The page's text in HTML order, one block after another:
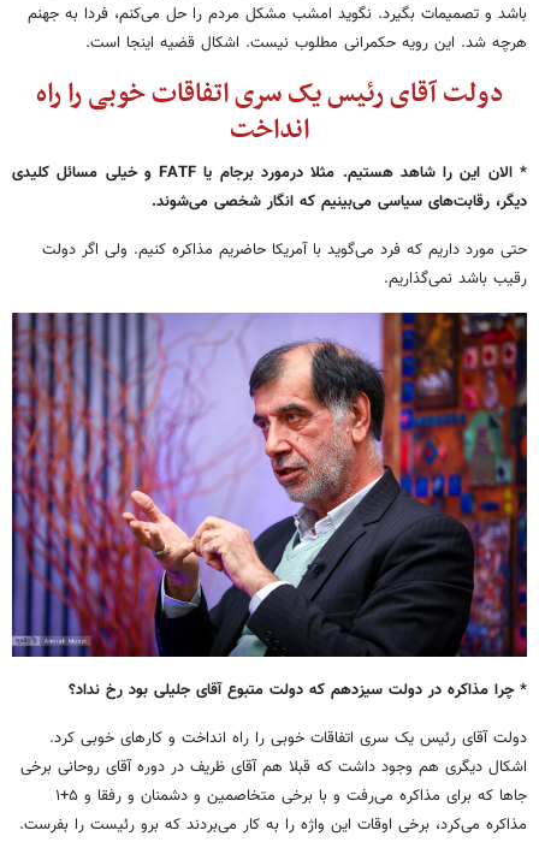
باشد و تصمیمات بگیرد. نگوید امشب مشکل مردم را حل می‌کنم، فردا به جهنم
هرچه شد. این رویه حکمرانی مطلوب نیست. اشکال قضیه اینجا است.
دولت آقای رئیس یک سری اتفاقات خوبی را راه
انداخت
* الان این را شاهد هستیم. مثلا درمورد برجام یا FATFو خیلی مسائل کلیدی
دیگر، رقابت‌های سیاسی می‌بینیم که انگار شخصی می‌شوند.
حتی مورد داریم که فرد می‌گوید با آمریکا حاضریم مذاکره کنیم. ولی اگر دولت
رقیب باشد نمی‌گذاریم.
* چرا مذاکره در دولت سیزدهم که دولت متبوع آقای جلیلی بود رخ نداد؟
دولت آقای رئیس یک سری اتفاقات خوبی را راه انداخت و کارهای خوبی کرد.
اشکال دیگری هم وجود داشت که قبلا هم آقای ظریف در دوره آقای روحانی برخی
جاها که برای مذاکره می‌رفت و با برخی متخاصمین و دشمنان و رفقا و ۵+۱
مذاکره می‌کرد، برخی اوقات این واژه را به کار می‌بردند که برو رئیست را بفرست.